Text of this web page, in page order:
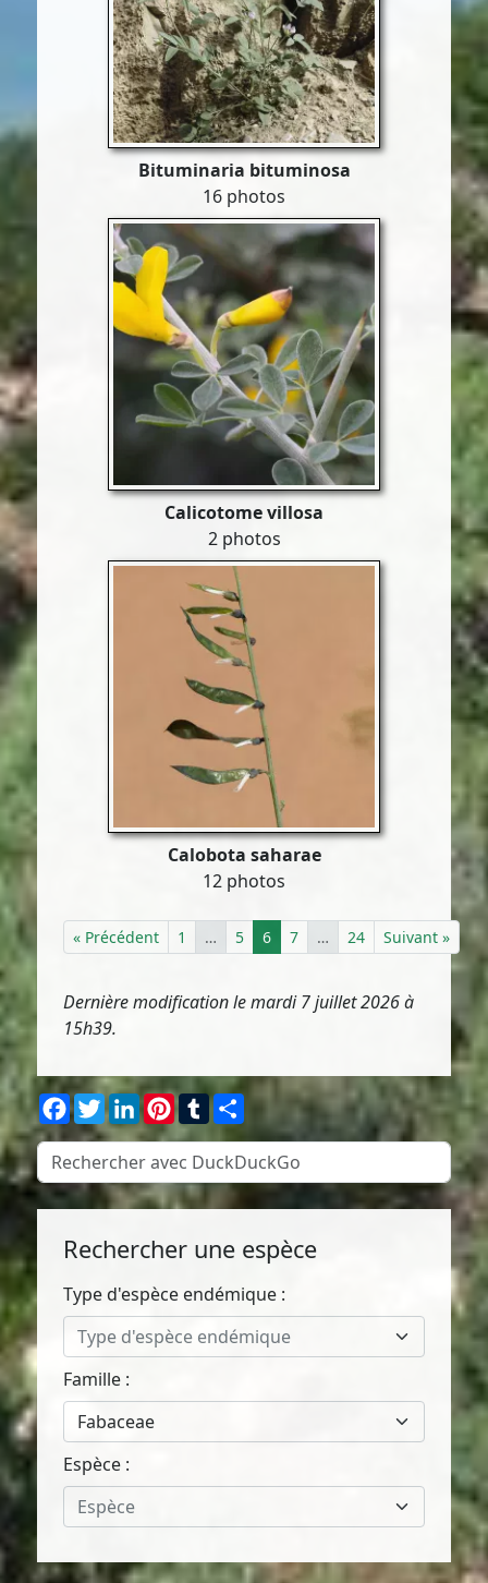
Bituminaria bituminosa
16 photos
Calicotome villosa
2 photos
Calobota saharae
12 photos
« Précédent 1 … 5 6 7 … 24 Suivant »
Dernière modification le mardi 7 juillet 2026 à
15h39.
Facebook
TwitterLinkedInPinterest
TumblrPartager
Rechercher une espèce
Type d'espèce endémique :
Type d'espèce endémique
Famille :
Fabaceae
Espèce :
Espèce